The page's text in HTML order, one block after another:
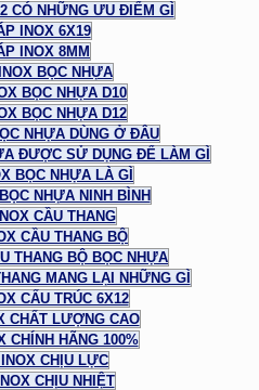
CÓ NHỮNG ƯU ĐIỂM GÌ
INOX 6X19
INOX 8MM
BỌC NHỰA
BỌC NHỰA D10
BỌC NHỰA D12
NHỰA DÙNG Ở ĐÂU
ĐƯỢC SỬ DỤNG ĐỂ LÀM GÌ
BỌC NHỰA LÀ GÌ
NHỰA NINH BÌNH
CẦU THANG
CẦU THANG BỘ
THANG BỘ BỌC NHỰA
MANG LẠI NHỮNG GÌ
CẤU TRÚC 6X12
CHẤT LƯỢNG CAO
CHÍNH HÃNG 100%
CHỊU LỰC
CHỊU NHIỆT